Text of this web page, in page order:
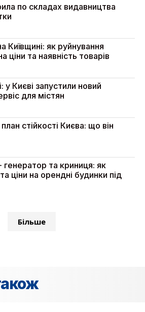
по складах видавництва
Київщині: як руйнування
ціни та наявність товарів
у Києві запустили новий
для містян
стійкості Києва: що він
генератор та криниця: як
ціни на орендні будинки під
Більше